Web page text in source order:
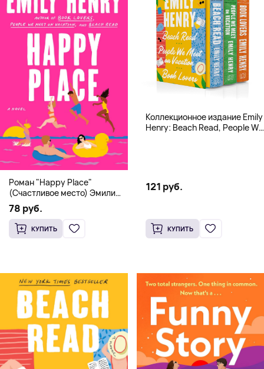
Роман "Happy Place"
(Счастливое место) Эмили
Генри | Твердый переплет
78 руб.
КУПИТЬ
Коллекционное издание Emily
Henry: Beach Read, People We
121 руб.
КУПИТЬ